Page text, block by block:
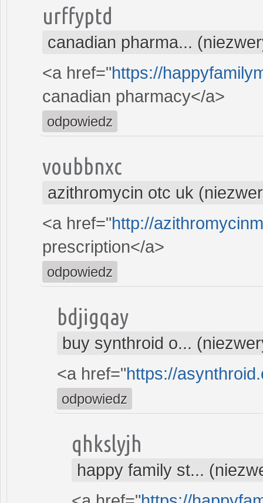
urffyptd
canadian pharma...
<a href="https://
canadian pharmacy</a>
odpowiedz
voubbnxc
azithromycin otc uk
<a href="http://
prescription</a>
odpowiedz
bdjigqay
buy synthroid o...
<a href="https://
odpowiedz
qhkslyjh
happy family st...